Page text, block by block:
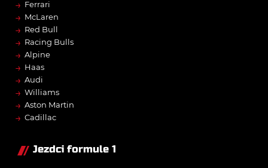
→ Ferrari
→ McLaren
→ Red Bull
→ Racing Bulls
→ Alpine
→ Haas
→ Audi
→ Williams
→ Aston Martin
→ Cadillac
Jezdci formule 1